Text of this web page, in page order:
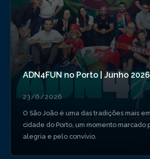
ADN4FUN no Porto | Junho 2026
23/6/2026
O São João é uma das tradições mais
cidade do Porto, um momento marcado
alegria e pelo convívio.